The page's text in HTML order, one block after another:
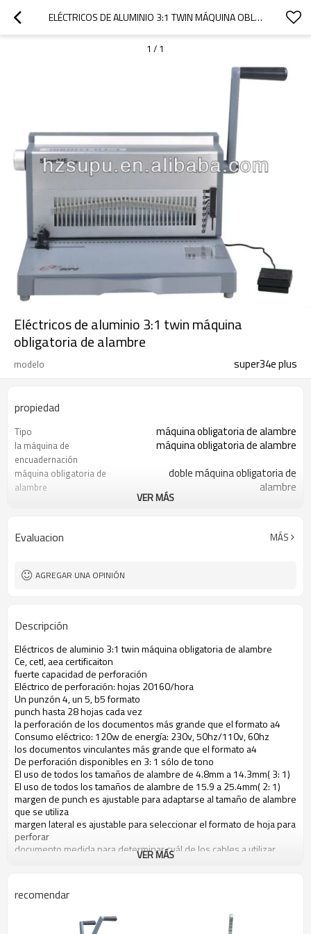
ELÉCTRICOS DE ALUMINIO 3:1 TWIN MÁQUINA OBLIGATORIA DE ALAMBRE
1 / 1
Eléctricos de aluminio 3:1 twin máquina
obligatoria de alambre
modelo super34e plus
propiedad
Tipo máquina obligatoria de alambre
la máquina de
encuadernación
máquina obligatoria de alambre
máquina obligatoria de
alambre
doble máquina obligatoria de
alambre
twin máquina obligatoria de alambre
eléctrica máquina obligatoria
Paquete 1pc/caja de color, 1pcs/ctn
VER MÁS
Evaluacion MÁS
AGREGAR UNA OPINIÓN
Descripción
Eléctricos de aluminio 3:1 twin máquina obligatoria de alambre
Ce, cetl, aea certificaiton
fuerte capacidad de perforación
Eléctrico de perforación: hojas 20160/hora
Un punzón 4, un 5, b5 formato
punch hasta 28 hojas cada vez
la perforación de los documentos más grande que el formato a4
Consumo eléctrico: 120w de energía: 230v, 50hz/110v, 60hz
los documentos vinculantes más grande que el formato a4
De perforación disponibles en 3: 1 sólo de tono
El uso de todos los tamaños de alambre de 4.8mm a 14.3mm( 3: 1)
El uso de todos los tamaños de alambre de 15.9 a 25.4mm( 2: 1)
margen de punch es ajustable para adaptarse al tamaño de alambre
que se utiliza
margen lateral es ajustable para seleccionar el formato de hoja para
perforar
documento medida para determinar cuál de los cables a utilizar
34 pines separación morir a golpe limpio para diferentes tamaño
libre de preocupaciones
Izquierda- derecha perilla ajustable para hacer el cierre de alambre
de construcción razonable y perfecto
VER MÁS
recomendar